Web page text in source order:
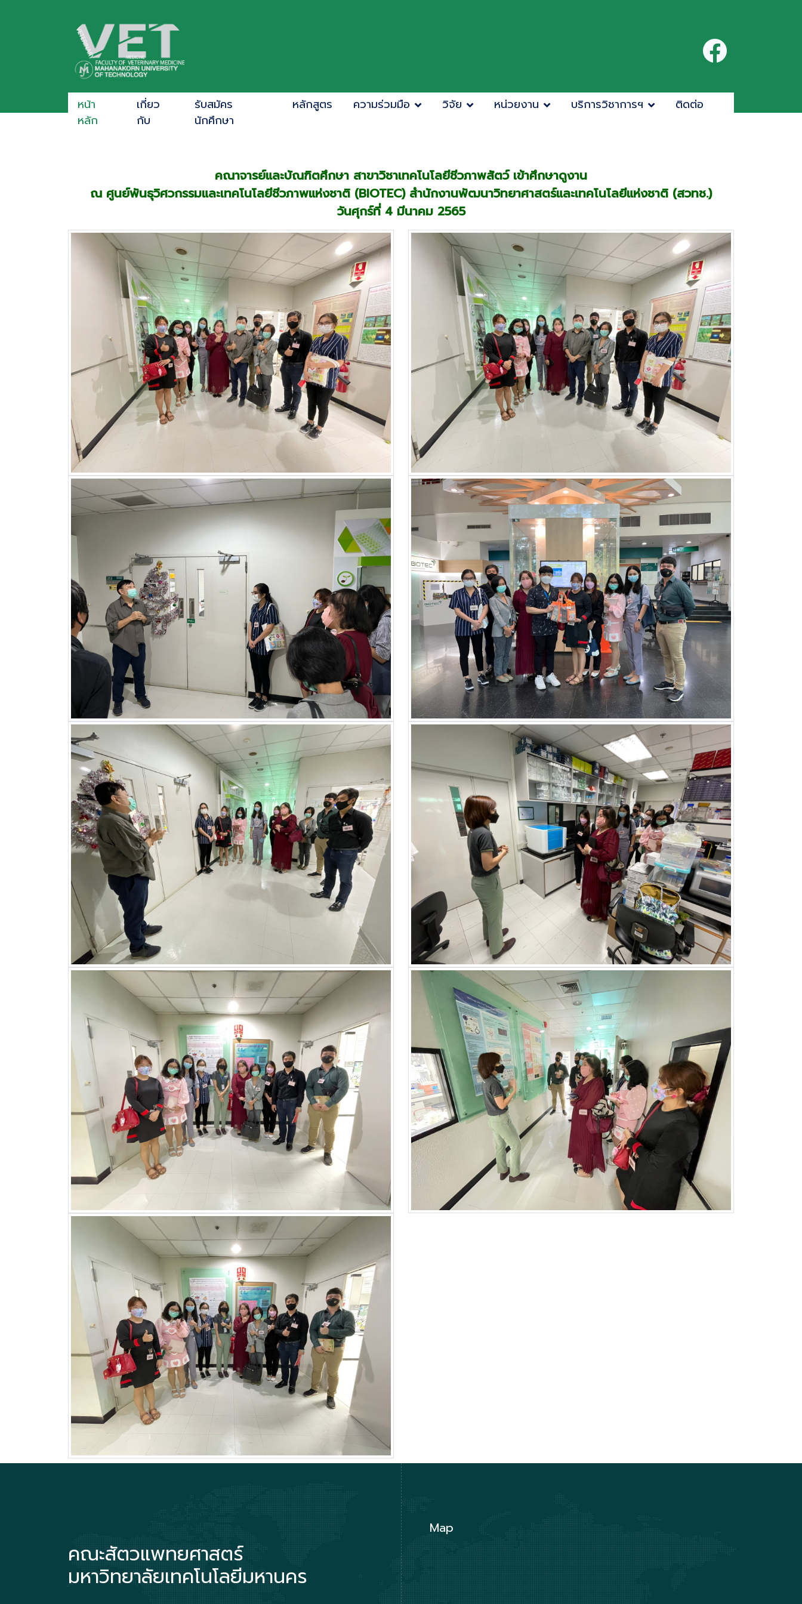
หน้า
หลัก
เกี่ยว
กับ
รับสมัคร
นักศึกษา
หลักสูตร ความร่วมมือ วิจัย หน่วยงาน บริการวิชาการฯ ติดต่อ
คณาจารย์และบัณฑิตศึกษา สาขาวิชาเทคโนโลยีชีวภาพสัตว์ เข้าศึกษาดูงาน
ณ ศูนย์พันธุวิศวกรรมและเทคโนโลยีชีวภาพแห่งชาติ (BIOTEC) สำนักงานพัฒนาวิทยาศาสตร์และเทคโนโลยีแห่งชาติ (สวทช.)
วันศุกร์ที่ 4 มีนาคม 2565
คณะสัตวแพทยศาสตร์
มหาวิทยาลัยเทคโนโลยีมหานคร
Map